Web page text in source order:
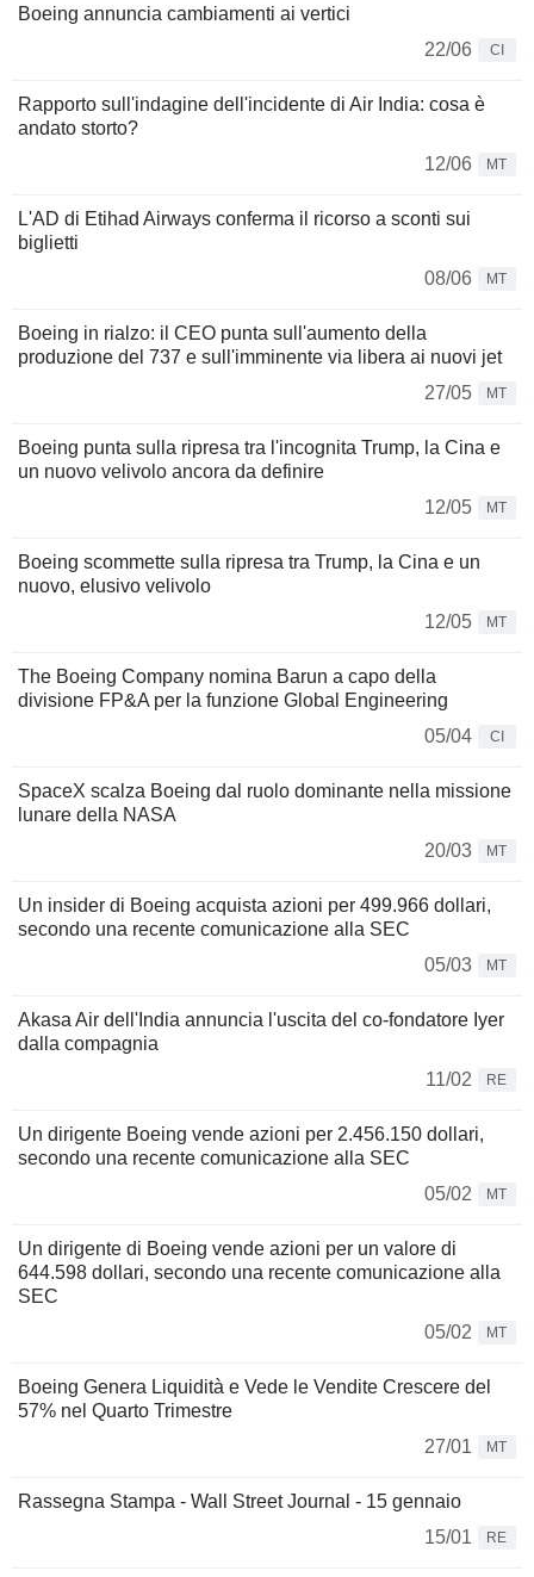
Boeing annuncia cambiamenti ai vertici
22/06
CI
Rapporto sull'indagine dell'incidente di Air India: cosa è
andato storto?
12/06
MT
L'AD di Etihad Airways conferma il ricorso a sconti sui
biglietti
08/06
MT
Boeing in rialzo: il CEO punta sull'aumento della
produzione del 737 e sull'imminente via libera ai nuovi jet
27/05
MT
Boeing punta sulla ripresa tra l'incognita Trump, la Cina e
un nuovo velivolo ancora da definire
12/05
MT
Boeing scommette sulla ripresa tra Trump, la Cina e un
nuovo, elusivo velivolo
12/05
MT
The Boeing Company nomina Barun a capo della
divisione FP&A per la funzione Global Engineering
05/04
CI
SpaceX scalza Boeing dal ruolo dominante nella missione
lunare della NASA
20/03
MT
Un insider di Boeing acquista azioni per 499.966 dollari,
secondo una recente comunicazione alla SEC
05/03
MT
Akasa Air dell'India annuncia l'uscita del co-fondatore Iyer
dalla compagnia
11/02
RE
Un dirigente Boeing vende azioni per 2.456.150 dollari,
secondo una recente comunicazione alla SEC
05/02
MT
Un dirigente di Boeing vende azioni per un valore di
644.598 dollari, secondo una recente comunicazione alla
SEC
05/02
MT
Boeing Genera Liquidità e Vede le Vendite Crescere del
57% nel Quarto Trimestre
27/01
MT
Rassegna Stampa - Wall Street Journal - 15 gennaio
15/01
RE